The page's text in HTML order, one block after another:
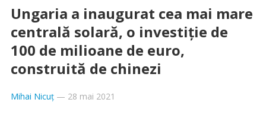
Ungaria a inaugurat cea mai mare
centrală solară, o investiţie de
100 de milioane de euro,
construită de chinezi
Mihai Nicuț— 28 mai 2021